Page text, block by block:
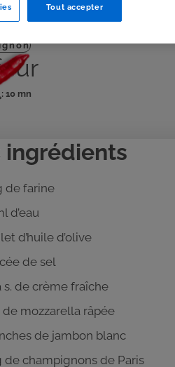
: 10 mn
ingrédients
de farine
d’eau
d’huile d’olive
de sel
s. de crème fraîche
de mozzarella râpée
de jambon blanc
de champignons de Paris
Tout accepter